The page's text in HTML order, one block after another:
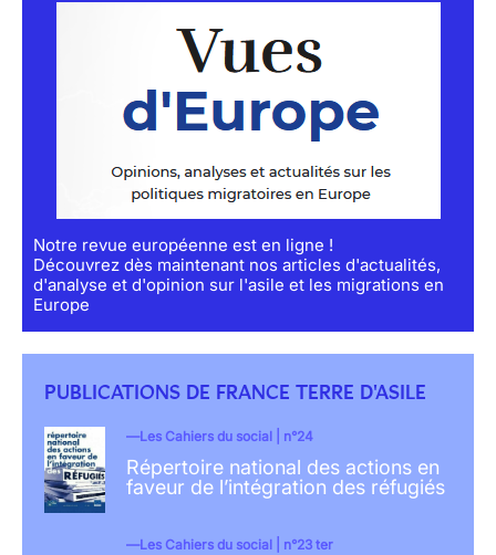
Notre revue européenne est en ligne !
Découvrez dès maintenant nos articles d'actualités,
d'analyse et d'opinion sur l'asile et les migrations en
Europe
PUBLICATIONS DE FRANCE TERRE D'ASILE
Les Cahiers du social | n°24
Répertoire national des actions en
faveur de l’intégration des réfugiés
Les Cahiers du social | n°23 ter